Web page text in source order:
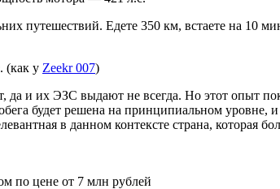
путешествий. Едете 350 км, встаете на 10
(как у Zeekr 007)
и их ЭЗС выдают не всегда. Но этот опыт
будет решена на принципиальном уровне, и
в данном контексте страна, которая
по цене от 7 млн рублей